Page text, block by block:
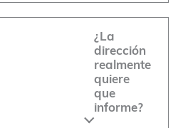
¿La
dirección
realmente
quiere
que
informe?